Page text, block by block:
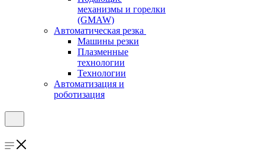
механизмы и горелки
(GMAW)
Автоматическая резка
Машины резки
Плазменные
технологии
Технологии
Автоматизация и
роботизация